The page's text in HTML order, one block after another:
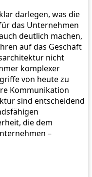
darlegen, was die
das Unternehmen
deutlich machen,
auf das Geschäft
nicht
komplexer
von heute zu
Kommunikation
sind entscheidend
die dem
–